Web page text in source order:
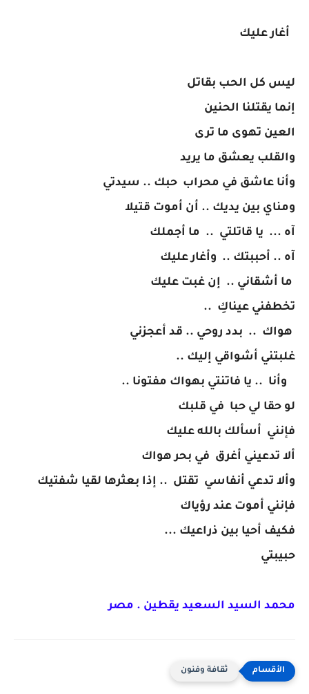
أغار عليك
ليس كل الحب بقاتل
إنما يقتلنا الحنين
العين تهوى ما ترى
والقلب يعشق ما يريد
وأنا عاشق في محراب حبك .. سيدتي
ومناي بين يديك .. أن أموت قتيلا
آه ... يا قاتلتي .. ما أجملك
آه .. أحببتك .. وأغار عليك
ما أشقاني .. إن غبت عليك
تخطفني عيناكِ ..
هواك .. بدد روحي .. قد أعجزني
غلبتني أشواقي إليك ..
وأنا .. يا فاتنتي بهواك مفتونا ..
لو حقا لي حبا في قلبك
فإنني أسألك بالله عليك
ألا تدعيني أغرق في بحر هواك
وألا تدعي أنفاسي تقتل .. إذا بعثرها لقيا شفتيك
فإنني أموت عند رؤياك
فكيف أحيا بين ذراعيك ...
حبيبتي
محمد السيد السعيد يقطين . مصر
ثقافة وفنون